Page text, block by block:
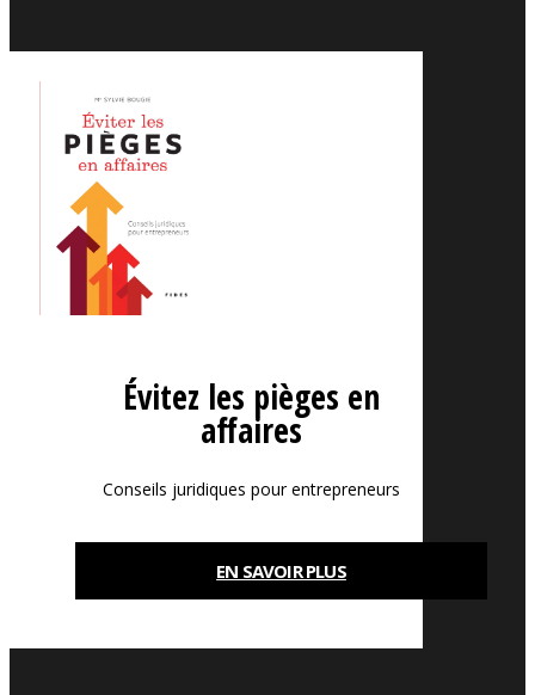
Évitez les pièges en
affaires
Conseils juridiques pour entrepreneurs
EN SAVOIR PLUS